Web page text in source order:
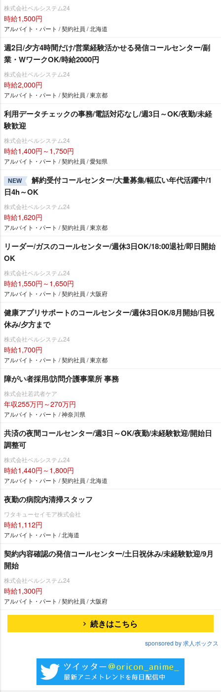
株式会社ベルシステム24
時給1,500円
アルバイト・パート / 契約社員 / 北海道
週2日/夕方4時間だけ/営業経験活かせる発信コールセンター/副
業・WワークOK/時給2000円
株式会社ベルシステム24
時給2,000円
アルバイト・パート / 契約社員 / 東京都
利用データチェックの事務/電話対応なし/週3日～OK/夜勤/未経
験歓迎
株式会社ベルシステム24
時給1,400円～1,750円
アルバイト・パート / 契約社員 / 愛知県
NEW
解約受付コールセンター/大量募集/幅広い年代活躍中/1
日4h～OK
株式会社ベルシステム24
時給1,620円
アルバイト・パート / 契約社員 / 東京都
リーダー/ガスのコールセンター/週休3日OK/18:00退社/即日開始
OK
株式会社ベルシステム24
時給1,550円～1,650円
アルバイト・パート / 契約社員 / 大阪府
健康アプリサポートのコールセンター/週休3日OK/8月開始/日祝
休み/夕方まで
株式会社ベルシステム24
時給1,700円
アルバイト・パート / 契約社員 / 東京都
障がい者採用/訪問介護事業所 事務
株式会社若武者ケア
年収255万円～270万円
アルバイト・パート / 神奈川県
共済の夜間コールセンター/週3日～OK/夜勤/未経験歓迎/開始日
調整可
株式会社ベルシステム24
時給1,440円～1,800円
アルバイト・パート / 契約社員 / 北海道
夜勤の病院内清掃スタッフ
ワタキューセイモア株式会社
時給1,112円
アルバイト・パート / 北海道
契約内容確認の発信コールセンター/土日祝休み/未経験歓迎/9月
開始
株式会社ベルシステム24
時給1,300円
アルバイト・パート / 契約社員 / 大阪府
続きはこちら
sponsored by 求人ボックス